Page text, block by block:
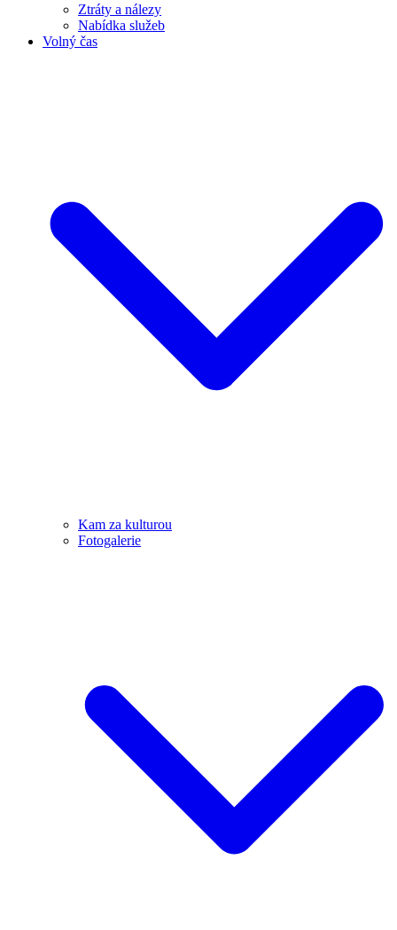
Ztráty a nálezy
Nabídka služeb
Volný čas
Kam za kulturou
Fotogalerie